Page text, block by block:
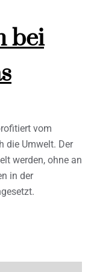
bei
vom
die Umwelt. Der
werden, ohne an
in der